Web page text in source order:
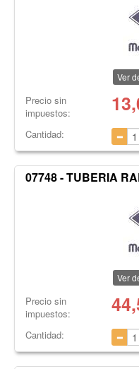
Ver
Precio sin
impuestos:
Cantidad:
07748 - TUBERIA
Ver
Precio sin
impuestos:
Cantidad: